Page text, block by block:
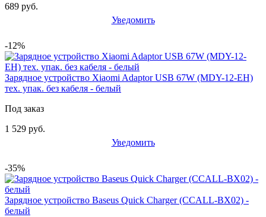
689 руб.
Уведомить
-12%
Зарядное устройство Xiaomi Adaptor USB 67W (MDY-12-EH)
тех. упак. без кабеля - белый
Под заказ
1 529 руб.
Уведомить
-35%
Зарядное устройство Baseus Quick Charger (CCALL-BX02) -
белый